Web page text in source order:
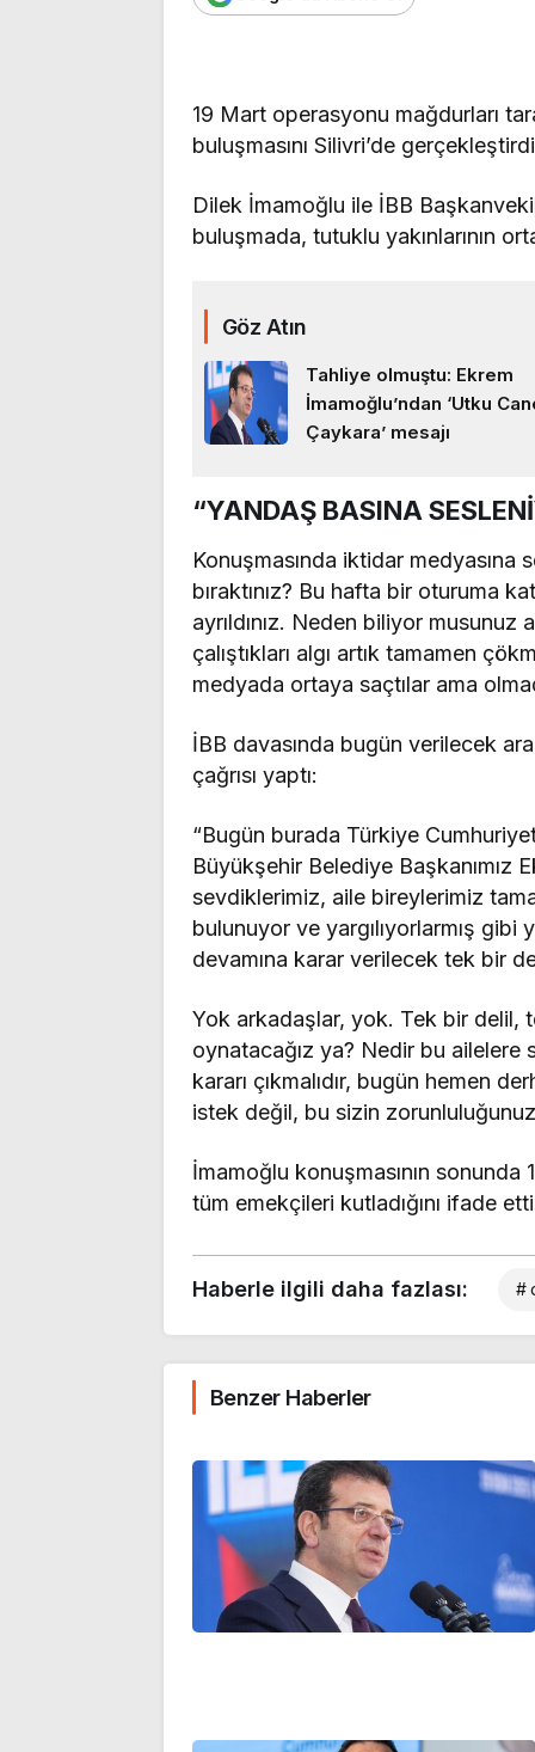
19 Mart operasyonu mağdurları
buluşmasını Silivri’de
Dilek İmamoğlu ile İBB
buluşmada, tutuklu yakınlarının
Göz Atın
Tahliye olmuştu: Ekrem
İmamoğlu’ndan ‘Utku
Çaykara’ mesajı
“YANDAŞ BASINA
Konuşmasında iktidar medyasına
bıraktınız? Bu hafta bir oturuma
ayrıldınız. Neden biliyor musunuz
çalıştıkları algı artık tamamen
medyada ortaya saçtılar ama
İBB davasında bugün verilecek
çağrısı yaptı:
“Bugün burada Türkiye
Büyükşehir Belediye Başkanımız
sevdiklerimiz, aile bireylerimiz
bulunuyor ve yargılıyorlarmış gibi
devamına karar verilecek tek bir
Yok arkadaşlar, yok. Tek bir delil,
oynatacağız ya? Nedir bu
kararı çıkmalıdır, bugün hemen
istek değil, bu sizin
İmamoğlu konuşmasının sonunda
tüm emekçileri kutladığını ifade
Haberle ilgili daha fazlası: #
Benzer Haberler